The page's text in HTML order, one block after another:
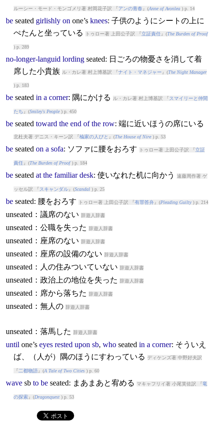
ルーシー・モード・モンゴメリ著 村岡花子訳 『アンの青春 』(Anne of Avonlea) p. 14
be seated girlishly on one’s knees: 子供のようにシートの上に
ぺたんと坐っている
トゥロー著 上田公子訳 『立証責任』(The Burden of Proof
) p. 289
no-longer-languid lording seated: 日ごろの物憂さを消して着
席した小貴族 ル・カレ著 村上博基訳 『ナイト・マネジャー 』(The Night Manager
) p. 183
be seated in a corner: 隅にかける ル・カレ著 村上博基訳 『スマイリーと仲間
たち 』(Smiley's People) p. 450
be seated toward the end of the row: 端に近いほうの席にいる
北杜夫著 デニス・キーン訳 『楡家の人びと 』(The House of Nire) p. 53
be seated on a sofa: ソファに腰をおろす トゥロー著 上田公子訳 『立証
責任』(The Burden of Proof) p. 184
be seated at the familiar desk: 使いなれた机に向かう 遠藤周作著 ゲ
ッセル訳 『スキャンダル』(Scandal) p. 25
be seated: 腰をおろす トゥロー著 上田公子訳 『有罪答弁』(Pleading Guilty) p. 214
unseated：議席のない 辞遊人辞書
unseated：公職を失った 辞遊人辞書
unseated：座席のない 辞遊人辞書
unseated：座席の設備のない 辞遊人辞書
unseated：人の住みついていない 辞遊人辞書
unseated：政治上の地位を失った 辞遊人辞書
unseated：席から落ちた 辞遊人辞書
unseated：無人の 辞遊人辞書
unseated：落馬した 辞遊人辞書
until one’s eyes rested upon sb, who seated in a corner: そういえ
ば、（人が）隅のほうにすわっている
ディケンズ著 中野好夫訳
『二都物語』(A Tale of Two Cities) p. 60
wavesb to be seated: まあまあと宥める マキャフリイ著 小尾芙佐訳 『竜
の探索』(Dragonquest) p. 53